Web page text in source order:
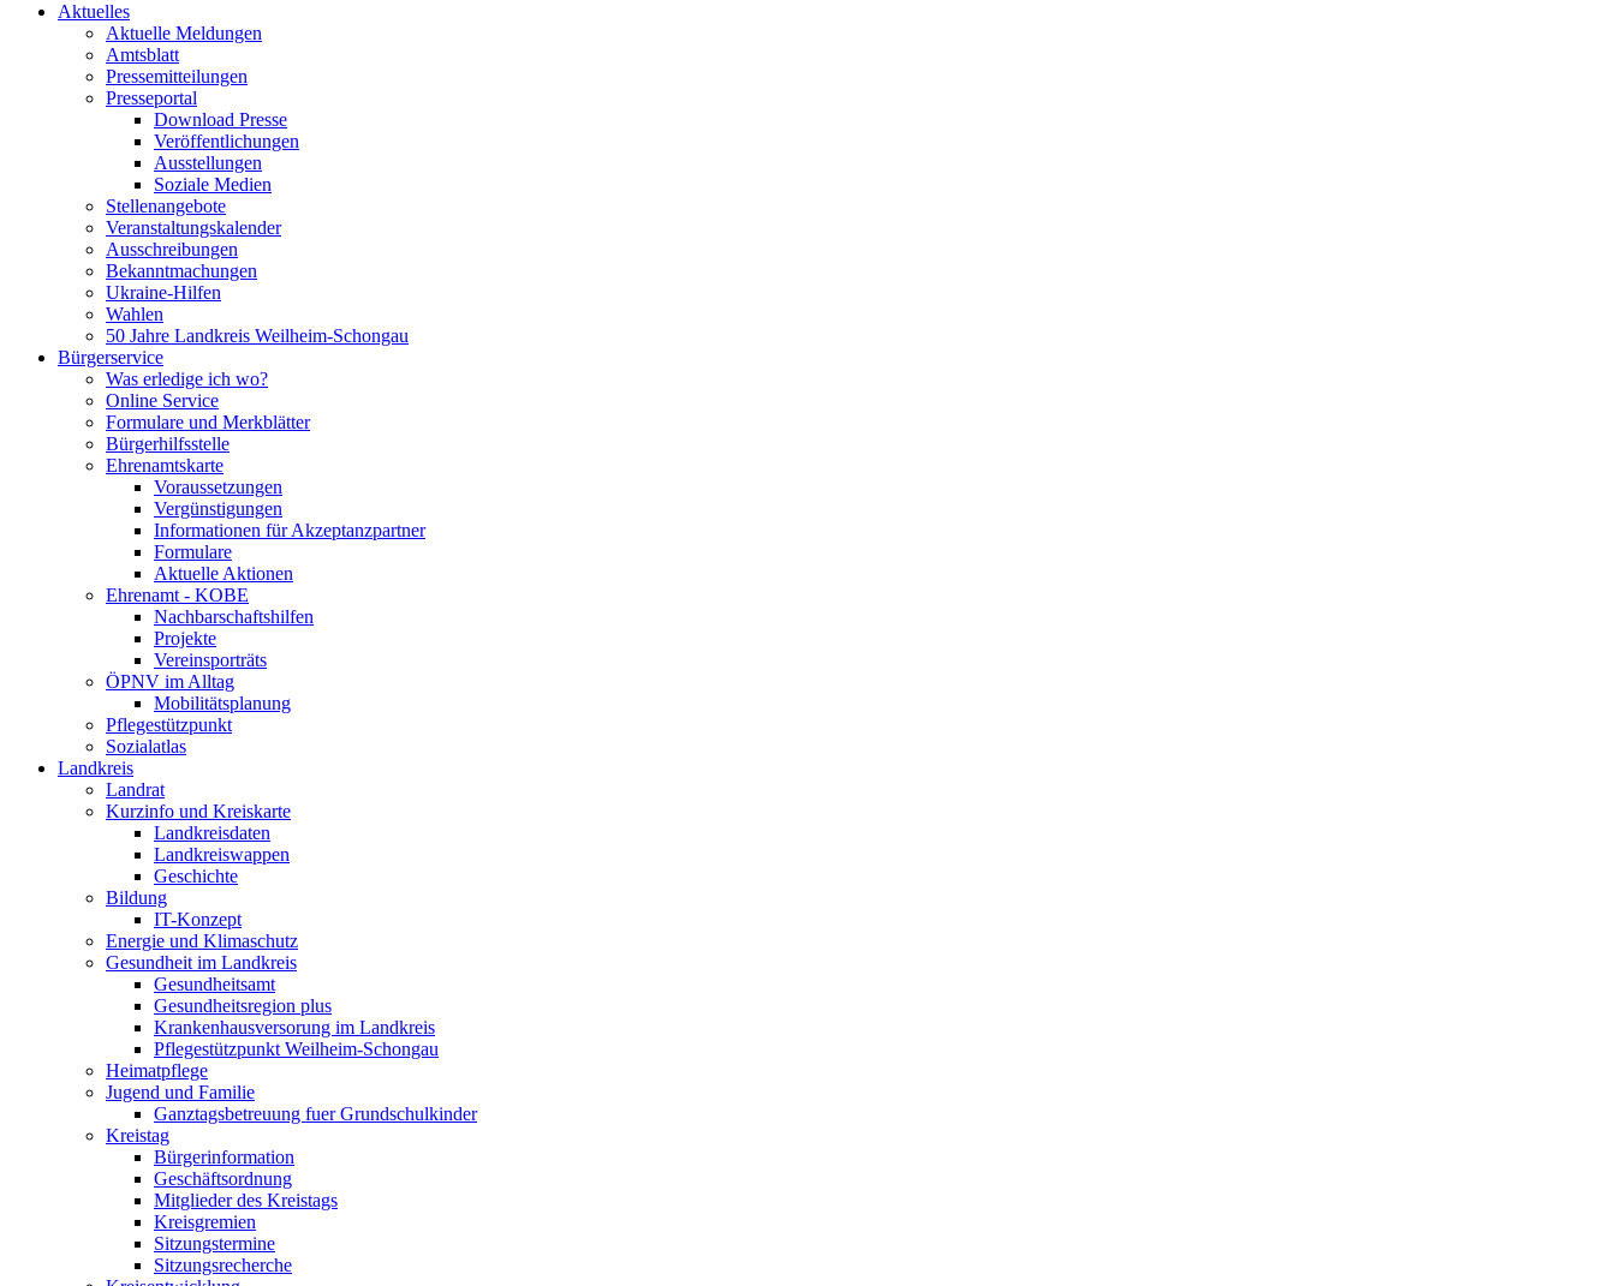
Aktuelles
Aktuelle Meldungen
Amtsblatt
Pressemitteilungen
Presseportal
Download Presse
Veröffentlichungen
Ausstellungen
Soziale Medien
Stellenangebote
Veranstaltungskalender
Ausschreibungen
Bekanntmachungen
Ukraine-Hilfen
Wahlen
50 Jahre Landkreis Weilheim-Schongau
Bürgerservice
Was erledige ich wo?
Online Service
Formulare und Merkblätter
Bürgerhilfsstelle
Ehrenamtskarte
Voraussetzungen
Vergünstigungen
Informationen für Akzeptanzpartner
Formulare
Aktuelle Aktionen
Ehrenamt - KOBE
Nachbarschaftshilfen
Projekte
Vereinsporträts
ÖPNV im Alltag
Mobilitätsplanung
Pflegestützpunkt
Sozialatlas
Landkreis
Landrat
Kurzinfo und Kreiskarte
Landkreisdaten
Landkreiswappen
Geschichte
Bildung
IT-Konzept
Energie und Klimaschutz
Gesundheit im Landkreis
Gesundheitsamt
Gesundheitsregion plus
Krankenhausversorung im Landkreis
Pflegestützpunkt Weilheim-Schongau
Heimatpflege
Jugend und Familie
Ganztagsbetreuung fuer Grundschulkinder
Kreistag
Bürgerinformation
Geschäftsordnung
Mitglieder des Kreistags
Kreisgremien
Sitzungstermine
Sitzungsrecherche